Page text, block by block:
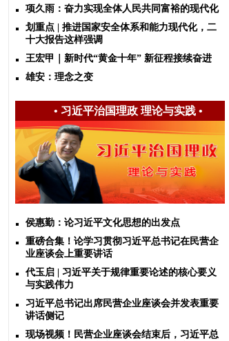
项久雨：奋力实现全体人民共同富裕的现代化
划重点 | 推进国家安全体系和能力现代化，二
十大报告这样强调
王宏甲｜新时代“黄金十年” 新征程接续奋进
雄安：理念之变
• 习近平治国理政 理论与实践•
侯惠勤：论习近平文化思想的出发点
重磅合集！论学习贯彻习近平总书记在民营企
业座谈会上重要讲话
代玉启 | 习近平关于规律重要论述的核心要义
与实践伟力
习近平总书记出席民营企业座谈会并发表重要
讲话侧记
现场视频！民营企业座谈会结束后，习近平总